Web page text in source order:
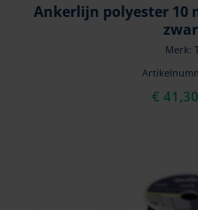
Ankerlijn polyester 10
Merk:
€ 41,30